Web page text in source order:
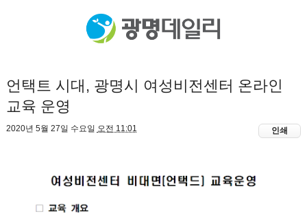
언택트 시대, 광명시 여성비전센터 온라인
교육 운영
2020년 5월 27일 수요일 오전 11:01 인쇄